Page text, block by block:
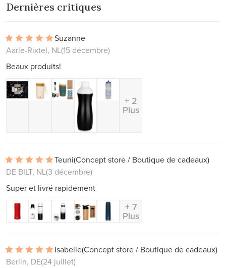
Dernières critiques
Suzanne
Aarle-Rixtel, NL(15 décembre)
Beaux produits!
+ 2
Plus
Teuni(Concept store / Boutique de cadeaux)
DE BILT, NL(3 décembre)
Super et livré rapidement
+ 7
Plus
Isabelle(Concept store / Boutique de cadeaux)
Berlin, DE(24 juillet)